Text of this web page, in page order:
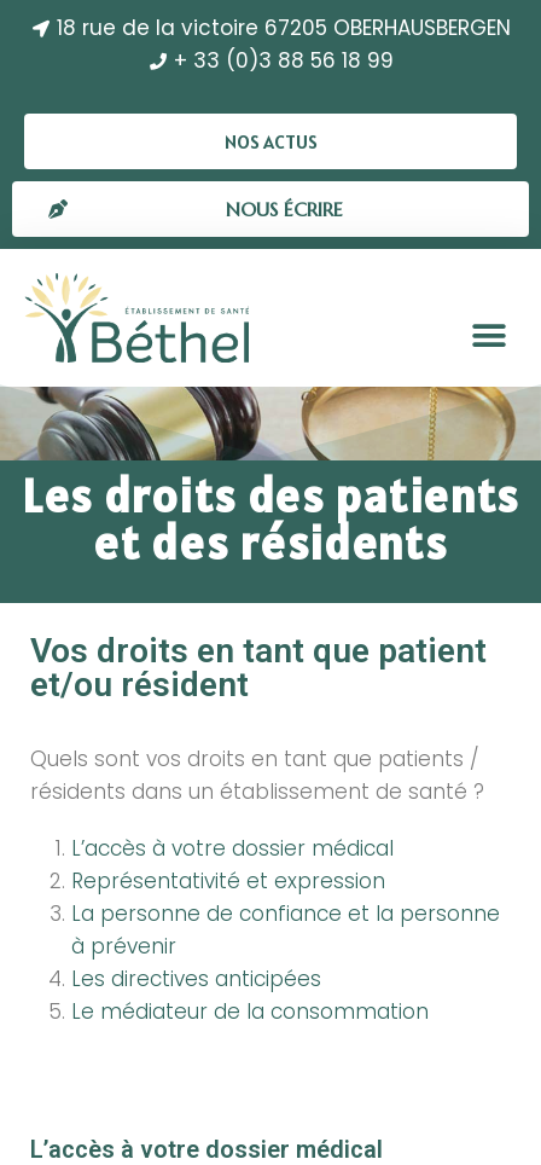
18 rue de la victoire 67205 OBERHAUSBERGEN
+ 33 (0)3 88 56 18 99
NOS ACTUS
NOUS ÉCRIRE
Les droits des patients
et des résidents
Vos droits en tant que patient
et/ou résident
Quels sont vos droits en tant que patients /
résidents dans un établissement de santé ?
L’accès à votre dossier médical
Représentativité et expression
La personne de confiance et la personne
à prévenir
Les directives anticipées
Le médiateur de la consommation
L’accès à votre dossier médical